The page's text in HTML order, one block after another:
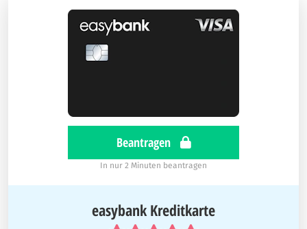
Beantragen
In nur 2 Minuten beantragen
easybank Kreditkarte